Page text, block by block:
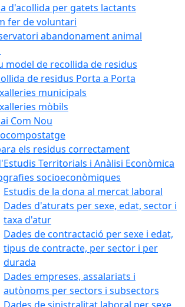
d'acollida per gatets lactants
fer de voluntari
abandonament animal
model de recollida de residus
de residus Porta a Porta
municipals
mòbils
Com Nou
els residus correctament
Territorials i Anàlisi Econòmica
socioeconòmiques
Estudis de la dona al mercat laboral
Dades d'aturats per sexe, edat, sector i
taxa d'atur
Dades de contractació per sexe i edat,
tipus de contracte, per sector i per
durada
Dades empreses, assalariats i
autònoms per sectors i subsectors